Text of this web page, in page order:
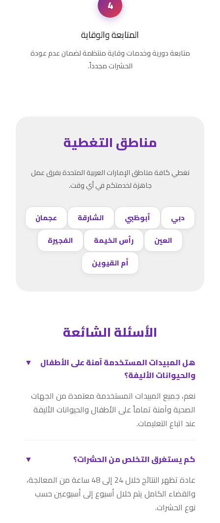
4
المتابعة والوقاية
متابعة دورية وخدمات وقاية منتظمة لضمان عدم عودة
الحشرات مجدداً.
مناطق التغطية
نغطي كافة مناطق الإمارات العربية المتحدة بفرق عمل
جاهزة لخدمتكم في أي وقت.
دبي أبوظبي الشارقة
عجمان
العين
رأس الخيمة
الفجيرة
أم القيوين
الأسئلة الشائعة
هل المبيدات المستخدمة آمنة على الأطفال
والحيوانات الأليفة؟
▼
نعم، جميع المبيدات المستخدمة معتمدة من الجهات
الصحية وآمنة تماماً على الأطفال والحيوانات الأليفة
عند اتباع التعليمات.
كم يستغرق التخلص من الحشرات؟
▼
عادة تظهر النتائج خلال 24 إلى 48 ساعة من المعالجة،
والقضاء الكامل يتم خلال أسبوع إلى أسبوعين حسب
نوع الحشرات.